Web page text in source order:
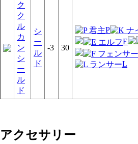
ク
ク
ル
カ
ン
シ
ー
ル
ド
シ
ー
ル
ド
-3 30
P
E
L
アクセサリー